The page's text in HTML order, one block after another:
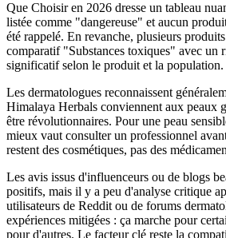
Que Choisir en 2026 dresse un tableau
listée comme "dangereuse" et aucun
été rappelé. En revanche, plusieurs
comparatif "Substances toxiques" avec un
significatif selon le produit et la population.
Les dermatologues reconnaissent
Himalaya Herbals conviennent aux peaux
être révolutionnaires. Pour une peau
mieux vaut consulter un professionnel
restent des cosmétiques, pas des
Les avis issus d'influenceurs ou de blogs
positifs, mais il y a peu d'analyse critique
utilisateurs de Reddit ou de forums
expériences mitigées : ça marche pour
pour d'autres. Le facteur clé reste la